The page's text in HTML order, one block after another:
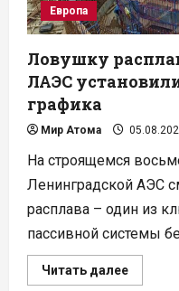
Европа
Ловушку
ЛАЭС
графика
Мир Атома
На строящемся
Ленинградской АЭС
расплава – один из
пассивной системы
Читать далее
больше